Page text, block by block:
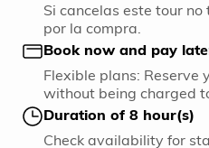
Si cancelas este tour
por la compra.
Book now and pay
Flexible plans: Reserve
without being charged
Duration of 8 hour(s)
Check availability for